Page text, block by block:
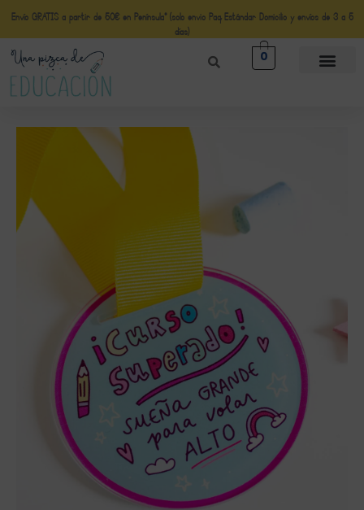
Envío GRATIS a partir de 50€ en Península* (solo envio Paq Estándar Domicilio y envíos de 3 a 5
días)
0